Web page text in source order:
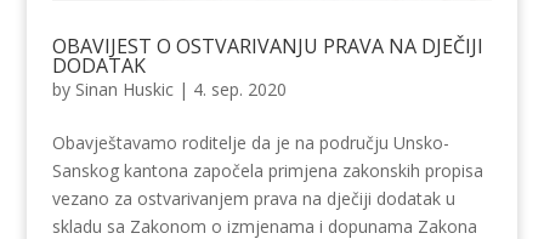
OBAVIJEST O OSTVARIVANJU PRAVA NA DJEČIJI
DODATAK
by Sinan Huskic| 4. sep. 2020
Obavještavamo roditelje da je na području Unsko-
Sanskog kantona započela primjena zakonskih propisa
vezano za ostvarivanjem prava na dječiji dodatak u
skladu sa Zakonom o izmjenama i dopunama Zakona